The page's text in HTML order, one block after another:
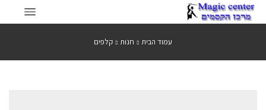
עמוד הבית חנות קלפים